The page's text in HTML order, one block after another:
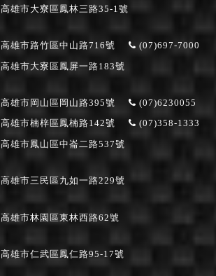
高雄市大寮區鳳林三路35-1號
高雄市路竹區中山路716號 (07)697-7000
高雄市大寮區鳳屏一路183號
高雄市岡山區岡山路395號 (07)6230055
高雄市楠梓區鳳楠路142號 (07)358-1333
高雄市鳳山區中崙二路537號
高雄市三民區九如一路229號
高雄市林園區東林西路62號
高雄市仁武區鳳仁路95-17號